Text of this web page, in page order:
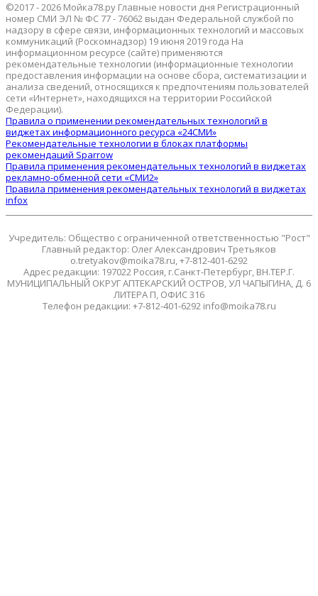
©2017 - 2026 Мойка78.ру Главные новости дня Регистрационный
номер СМИ ЭЛ № ФС 77 - 76062 выдан Федеральной службой по
надзору в сфере связи, информационных технологий и массовых
коммуникаций (Роскомнадзор) 19 июня 2019 года На
информационном ресурсе (сайте) применяются
рекомендательные технологии (информационные технологии
предоставления информации на основе сбора, систематизации и
анализа сведений, относящихся к предпочтениям пользователей
сети «Интернет», находящихся на территории Российской
Федерации).
Правила о применении рекомендательных технологий в
виджетах информационного ресурса «24СМИ»
Рекомендательные технологии в блоках платформы
рекомендаций Sparrow
Правила применения рекомендательных технологий в виджетах
рекламно-обменной сети «СМИ2»
Правила применения рекомендательных технологий в виджетах
infox
Учредитель: Общество с ограниченной ответственностью "Рост"
Главный редактор: Олег Александрович Третьяков
o.tretyakov@moika78.ru, +7-812-401-6292
Адрес редакции: 197022 Россия, г.Санкт-Петербург, ВН.ТЕР.Г.
МУНИЦИПАЛЬНЫЙ ОКРУГ АПТЕКАРСКИЙ ОСТРОВ, УЛ ЧАПЫГИНА, Д. 6
ЛИТЕРА П, ОФИС 316
Телефон редакции: +7-812-401-6292 info@moika78.ru